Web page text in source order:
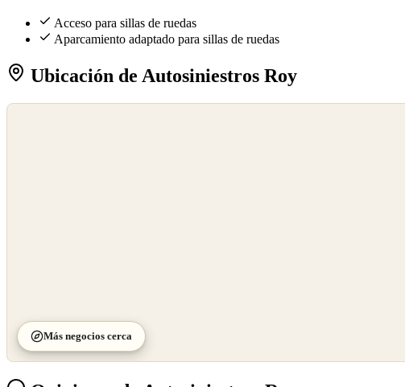
Acceso para sillas de ruedas
Aparcamiento adaptado para sillas de ruedas
Ubicación de Autosiniestros Roy
Más negocios cerca